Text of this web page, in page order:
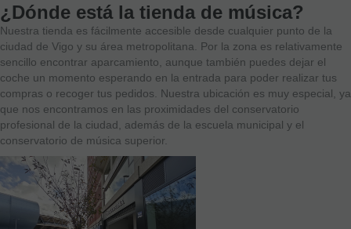
¿Dónde está la tienda de música?
Nuestra tienda es fácilmente accesible desde cualquier punto de la
ciudad de Vigo y su área metropolitana. Por la zona es relativamente
sencillo encontrar aparcamiento, aunque también puedes dejar el
coche un momento esperando en la entrada para poder realizar tus
compras o recoger tus pedidos. Nuestra ubicación es muy especial, ya
que nos encontramos en las proximidades del conservatorio
profesional de la ciudad, además de la escuela municipal y el
conservatorio de música superior.